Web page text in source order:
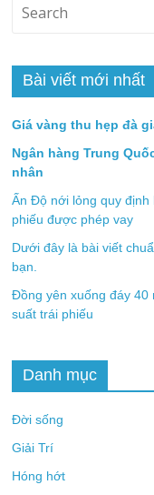
Bài viết mới nhất
Giá vàng thu hẹp đà
Ngân hàng Trung
nhân
Ấn Độ nới lỏng quy
phiếu được phép vay
Dưới đây là bài viết
bạn.
Đồng yên xuống đáy 40
suất trái phiếu
Danh mục
Đời sống
Giải Trí
Hóng hớt